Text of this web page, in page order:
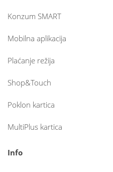
Konzum SMART
Mobilna aplikacija
Plaćanje režija
Shop&Touch
Poklon kartica
MultiPlus kartica
Info